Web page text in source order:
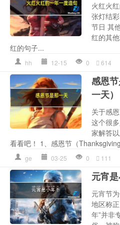
火红火
张灯结
节日 其
红的其
红的句子...
hh 12-15 0 614
感恩
一天）
关于感
这个很
家解答
看看吧！ 1、感恩节（
ge 03-25 0 111
元宵
元宵节
地区称
年”并非